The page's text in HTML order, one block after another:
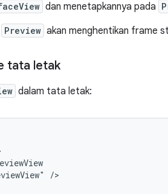
dan menetapkannya pada
Preview akan menghentikan frame
tata letak
dalam tata letak:
/>